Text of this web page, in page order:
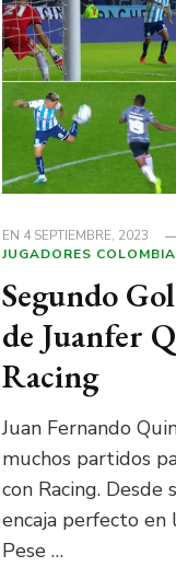
EN 4 SEPTIEMBRE, 2023
JUGADORES
Segundo
de Juanfer
Racing
Juan Fernando
muchos partidos
con Racing.
encaja perfecto
Pese …